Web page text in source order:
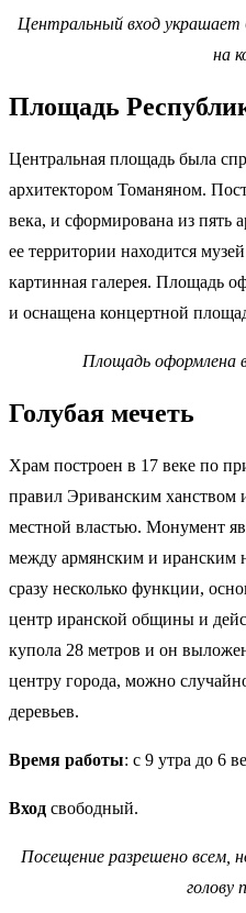
Центральный вход украшает
на
Площадь
Центральная площадь была
архитектором Томаняном.
века, и сформирована из пять
ее территории находится
картинная галерея. Площадь
и оснащена концертной
Площадь оформлена
Голубая мечеть
Храм построен в 17 веке по
правил Эриванским ханством
местной властью. Монумент
между армянским и иранским
сразу несколько функции,
центр иранской общины и
купола 28 метров и он
центру города, можно
деревьев.
Время работы: с 9 утра до 6
Вход свободный.
Посещение разрешено
голову